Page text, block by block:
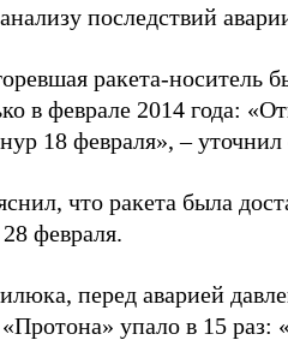
последствий
ракета-носитель
в феврале 2014 года:
18 февраля»,–уточнил
что ракета была
28 февраля.
перед аварией
«Протона» упало в 15 раз: